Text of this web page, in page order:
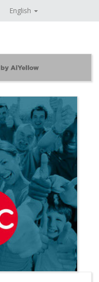
English